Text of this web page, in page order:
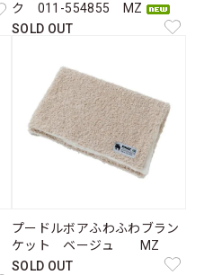
ク 011-554855 MZ
SOLD OUT
プードルボアふわふわブラン
ケット ベージュ MZ
SOLD OUT